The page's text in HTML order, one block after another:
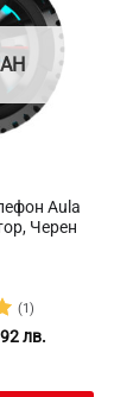
Aula
Черен
(1)
лв.